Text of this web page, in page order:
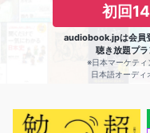
初回
audiobook.jpは会員
聴き放題プラ
※日本マーケテ
日本語オーディ